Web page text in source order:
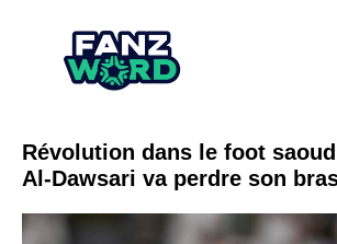
Révolution dans le foot
Al-Dawsari va perdre son